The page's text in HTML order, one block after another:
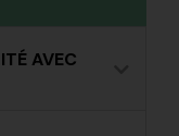
AVEC